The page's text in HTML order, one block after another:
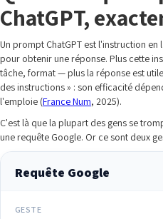
ChatGPT,
Un prompt ChatGPT est l'instruction
pour obtenir une réponse. Plus cette
tâche, format — plus la réponse est
des instructions » : son efficacité
l'emploie (France Num, 2025).
C'est là que la plupart des gens se
une requête Google. Or ce sont deux
Requête Google
GESTE